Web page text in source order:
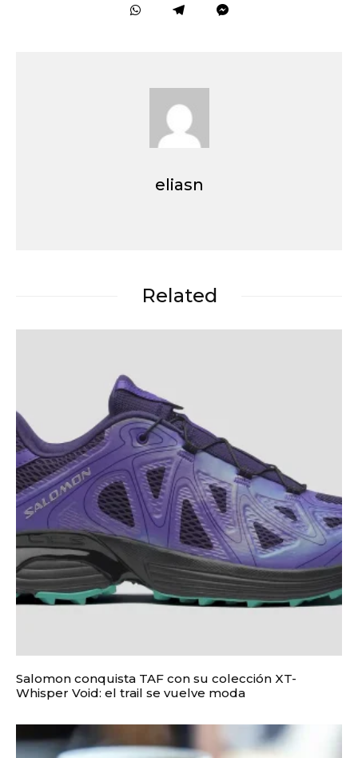
eliasn
Related
Salomon conquista TAF con su colección XT-
Whisper Void: el trail se vuelve moda